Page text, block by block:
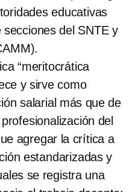
educativas
del SNTE y
“meritocrática
y sirve como
salarial más que de
del
agregar la crítica a
estandarizadas y
se registra una